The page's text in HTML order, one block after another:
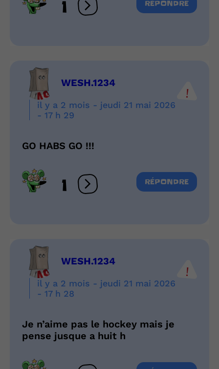
1 Ouvrir les réactions
RÉPONDRE
WESH.1234
il y a 2 mois - jeudi 21 mai 2026
- 17 h 29
GO HABS GO !!!
1 Ouvrir les réactions
RÉPONDRE
WESH.1234
il y a 2 mois - jeudi 21 mai 2026
- 17 h 28
Je n’aime pas le hockey mais je
pense jusque a huit h